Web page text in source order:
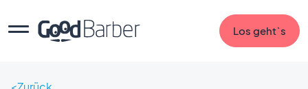
Los geht`s